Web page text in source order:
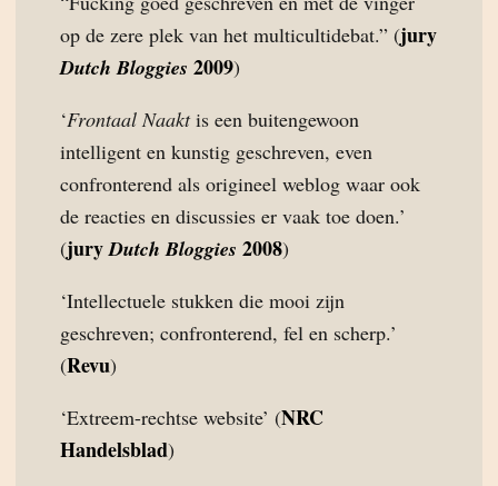
op de zere plek van het multicultidebat.” (jury
Dutch Bloggies 2009)
‘Frontaal Naaktis een buitengewoon
intelligent en kunstig geschreven, even
confronterend als origineel weblog waar ook
de reacties en discussies er vaak toe doen.’
(juryDutch Bloggies 2008)
‘Intellectuele stukken die mooi zijn
geschreven; confronterend, fel en scherp.’
(Revu)
‘Extreem-rechtse website’ (NRC
Handelsblad)